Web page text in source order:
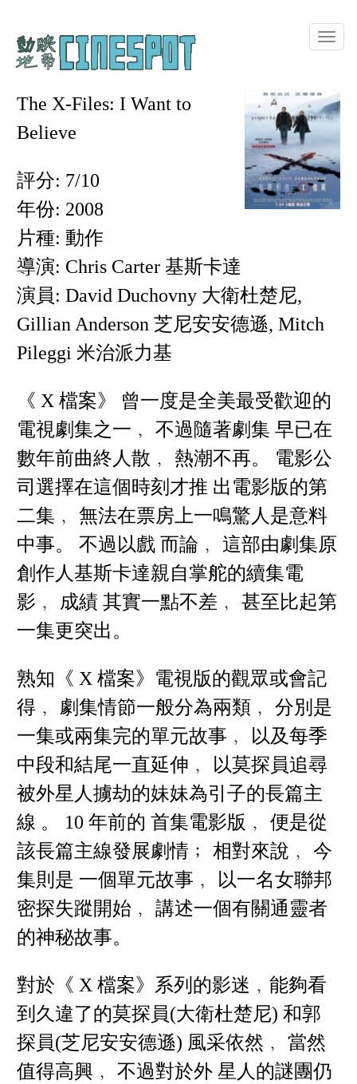
Toggle
The X-Files: I Want to
Believe
評分: 7/10
年份: 2008
片種: 動作
導演: Chris Carter 基斯卡達
演員: David Duchovny 大衛杜楚尼,
Gillian Anderson 芝尼安安德遜, Mitch
Pileggi 米治派力基
《 X 檔案》 曾一度是全美最受歡迎的
電視劇集之一﹐ 不過隨著劇集 早已在
數年前曲終人散﹐ 熱潮不再。 電影公
司選擇在這個時刻才推 出電影版的第
二集﹐ 無法在票房上一鳴驚人是意料
中事。 不過以戲 而論﹐ 這部由劇集原
創作人基斯卡達親自掌舵的續集電
影﹐ 成績 其實一點不差﹐ 甚至比起第
一集更突出。
熟知《 X 檔案》電視版的觀眾或會記
得﹐ 劇集情節一般分為兩類﹐ 分別是
一集或兩集完的單元故事﹐ 以及每季
中段和結尾一直延伸﹐ 以莫探員追尋
被外星人擄劫的妹妹為引子的長篇主
線 。 10 年前的 首集電影版﹐ 便是從
該長篇主線發展劇情﹔ 相對來說﹐ 今
集則是 一個單元故事﹐ 以一名女聯邦
密探失蹤開始﹐ 講述一個有關通靈者
的神秘故事。
對於《 X 檔案》系列的影迷﹐能夠看
到久違了的莫探員(大衛杜楚尼) 和郭
探員(芝尼安安德遜) 風采依然﹐ 當然
值得高興﹐ 不過對於外 星人的謎團仍